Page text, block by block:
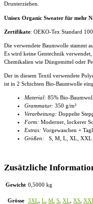
Drunterziehen.
Unisex Organic Sweater für mehr
Zertifikate: OEKO-Tex Standard
Die verwendete Baumwolle stammt
Es wird keine Gentechnik
Chemikalien wie Düngemittel oder
Der in diesem Textil verwendete
ist in 2 Schichten Bio-Baumwolle
Material: 85% Bio-
Grammatur: 350 g/m²
Verarbeitung: Doppelte
Form: Moderner, lockerer
Extras: Vorgewaschen +
Größen: S, M, L, XL, XXL
Zusätzliche
Gewicht 0,5000 kg
Grösse 3XL L M S XL XS